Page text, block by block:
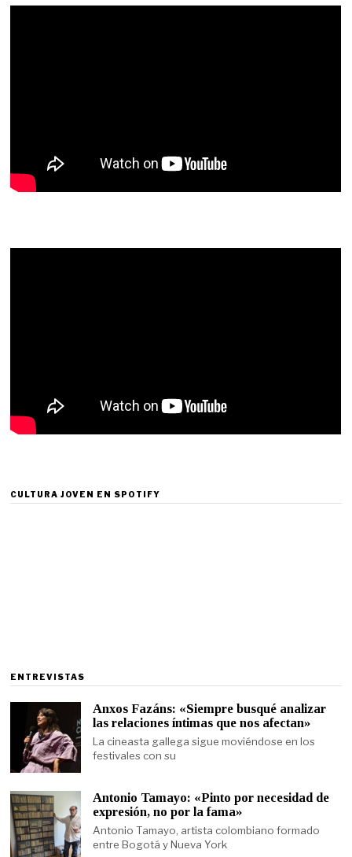
CULTURA JOVEN EN SPOTIFY
ENTREVISTAS
Anxos Fazáns: «Siempre busqué analizar
las relaciones íntimas que nos afectan»
La cineasta gallega sigue moviéndose en los
festivales con su
Antonio Tamayo: «Pinto por necesidad de
expresión, no por la fama»
Antonio Tamayo, artista colombiano formado
entre Bogotá y Nueva York